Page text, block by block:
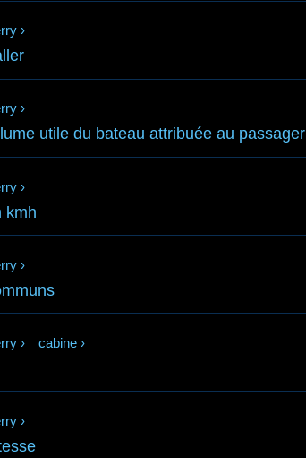
›
›
utile du bateau attribuée au passager
›
kmh
›
› cabine ›
›